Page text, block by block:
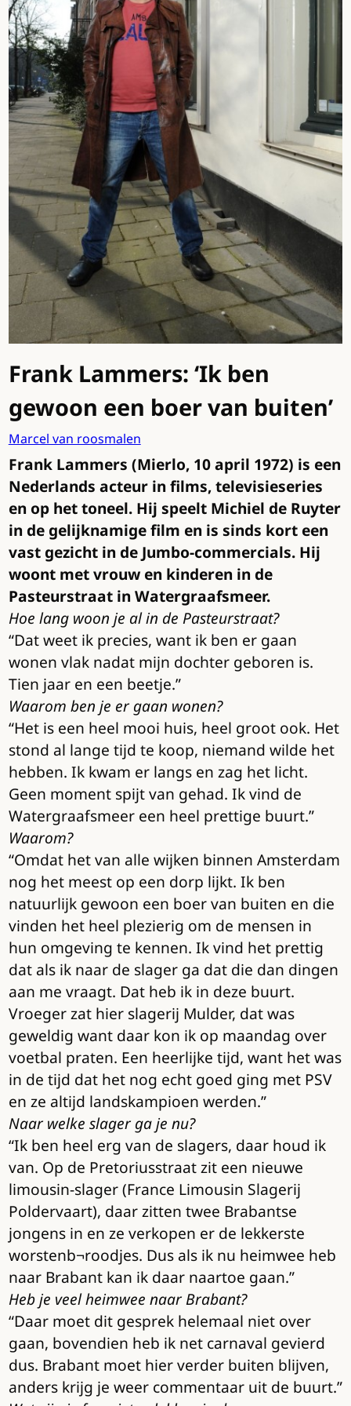
Frank Lammers: ‘Ik ben
gewoon een boer van buiten’
Marcel van roosmalen
Frank Lammers (Mierlo, 10 april 1972) is een
Nederlands acteur in films, televisieseries
en op het toneel. Hij speelt Michiel de Ruyter
in de gelijknamige film en is sinds kort een
vast gezicht in de Jumbo-commercials. Hij
woont met vrouw en kinderen in de
Pasteurstraat in Watergraafsmeer.
Hoe lang woon je al in de Pasteurstraat?
“Dat weet ik precies, want ik ben er gaan
wonen vlak nadat mijn dochter geboren is.
Tien jaar en een beetje.”
Waarom ben je er gaan wonen?
“Het is een heel mooi huis, heel groot ook. Het
stond al lange tijd te koop, niemand wilde het
hebben. Ik kwam er langs en zag het licht.
Geen moment spijt van gehad. Ik vind de
Watergraafsmeer een heel prettige buurt.”
Waarom?
“Omdat het van alle wijken binnen Amsterdam
nog het meest op een dorp lijkt. Ik ben
natuurlijk gewoon een boer van buiten en die
vinden het heel plezierig om de mensen in
hun omgeving te kennen. Ik vind het prettig
dat als ik naar de slager ga dat die dan dingen
aan me vraagt. Dat heb ik in deze buurt.
Vroeger zat hier slagerij Mulder, dat was
geweldig want daar kon ik op maandag over
voetbal praten. Een heerlijke tijd, want het was
in de tijd dat het nog echt goed ging met PSV
en ze altijd landskampioen werden.”
Naar welke slager ga je nu?
“Ik ben heel erg van de slagers, daar houd ik
van. Op de Pretoriusstraat zit een nieuwe
limousin-slager (France Limousin Slagerij
Poldervaart), daar zitten twee Brabantse
jongens in en ze verkopen er de lekkerste
worstenb¬roodjes. Dus als ik nu heimwee heb
naar Brabant kan ik daar naartoe gaan.”
Heb je veel heimwee naar Brabant?
“Daar moet dit gesprek helemaal niet over
gaan, bovendien heb ik net carnaval gevierd
dus. Brabant moet hier verder buiten blijven,
anders krijg je weer commentaar uit de buurt.”